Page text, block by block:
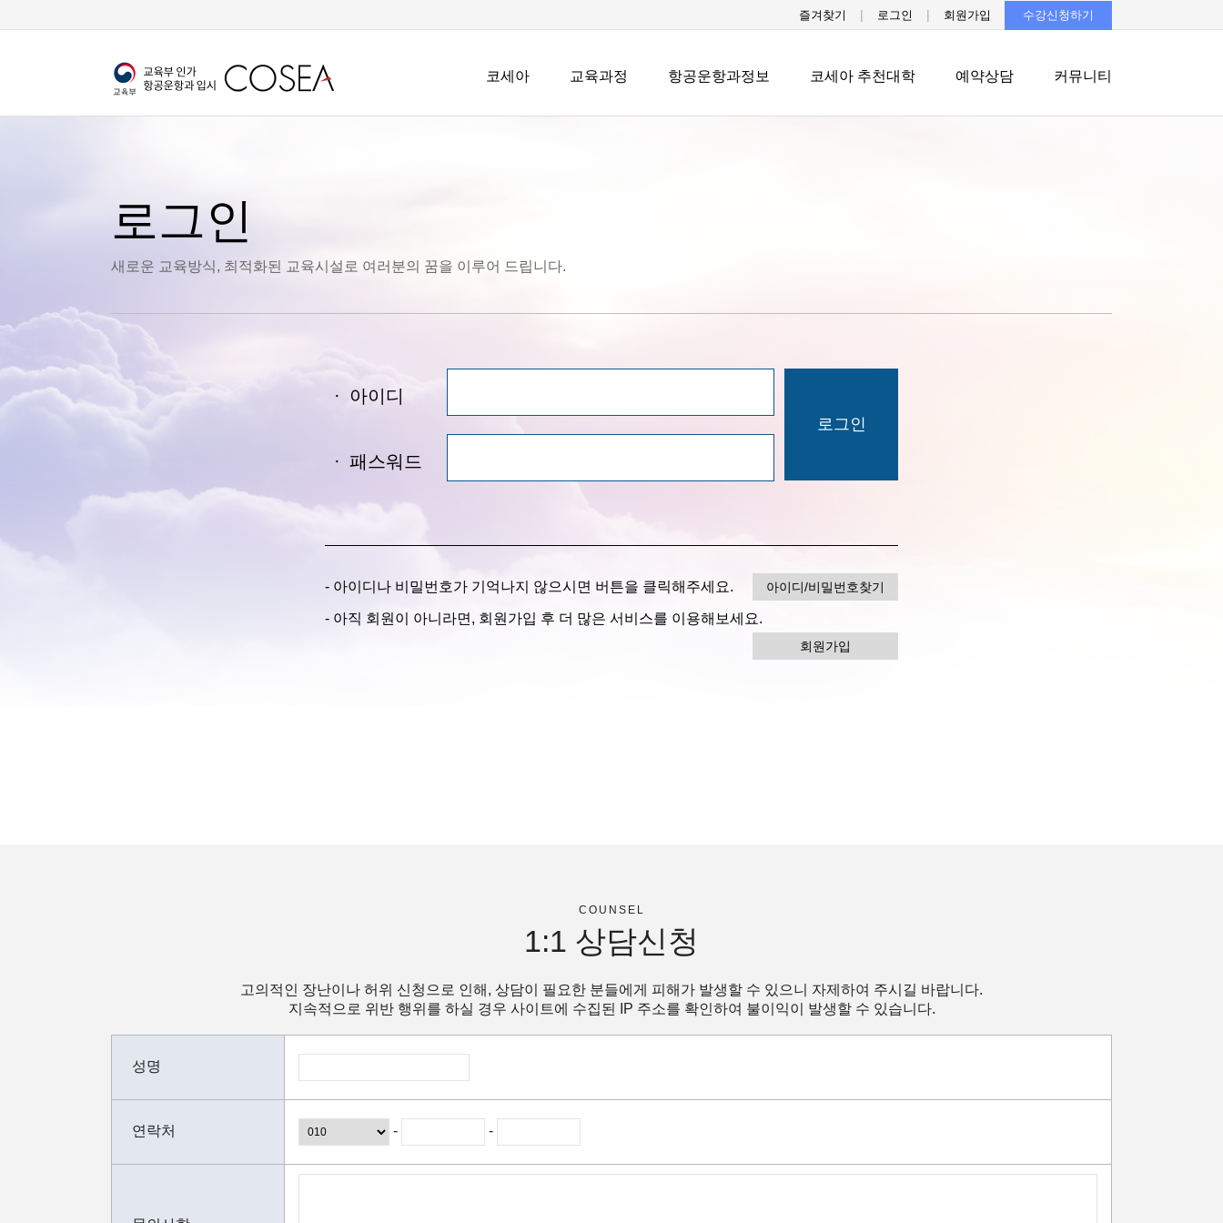
즐겨찾기 | 로그인 | 회원가입 수강신청하기
코세아 교육과정 항공운항과정보 코세아 추천대학 예약상담 커뮤니티
로그인
새로운 교육방식, 최적화된 교육시설로 여러분의 꿈을 이루어 드립니다.
· 아이디
· 패스워드
- 아이디나 비밀번호가 기억나지 않으시면 버튼을 클릭해주세요. 아이디/비밀번호찾기
- 아직 회원이 아니라면, 회원가입 후 더 많은 서비스를 이용해보세요.
회원가입
COUNSEL
1:1 상담신청
고의적인 장난이나 허위 신청으로 인해, 상담이 필요한 분들에게 피해가 발생할 수 있으니 자제하여 주시길 바랍니다.
지속적으로 위반 행위를 하실 경우 사이트에 수집된 IP 주소를 확인하여 불이익이 발생할 수 있습니다.
성명
연락처 - -